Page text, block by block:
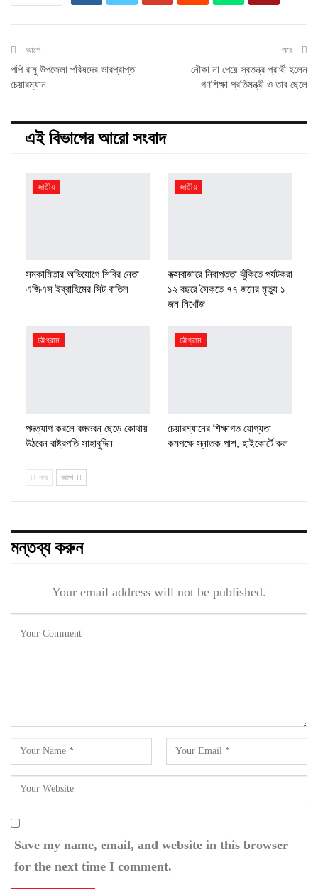
আগে
পপি রামু উপজেলা পরিষদের ভারপ্রাপ্ত
চেয়ারম্যান
পরে
নৌকা না পেয়ে স্বতন্ত্র প্রার্থী হলেন
গণশিক্ষা প্রতিমন্ত্রী ও তার ছেলে
এই বিভাগের আরো সংবাদ
জাতীয়
সমকামিতার অভিযোগে শিবির নেতা
এজিএস ইব্রাহিমের সিট বাতিল
জাতীয়
কক্সবাজারে নিরাপত্তা ঝুঁকিতে পর্যটকরা
১২ বছরে সৈকতে ৭৭ জনের মৃত্যু ১
জন নিখোঁজ
চট্টগ্রাম
পদত্যাগ করলে বঙ্গভবন ছেড়ে কোথায়
উঠবেন রাষ্ট্রপতি সাহাবুদ্দিন
চট্টগ্রাম
চেয়ারম্যানের শিক্ষাগত যোগ্যতা
কমপক্ষে স্নাতক পাশ, হাইকোর্টে রুল
পরে আগে
মন্তব্য করুন
Your email address will not be published.
Save my name, email, and website in this browser
for the next time I comment.